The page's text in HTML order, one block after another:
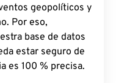
geopolíticos y
Por eso,
base de datos
estar seguro de
es 100 % precisa.